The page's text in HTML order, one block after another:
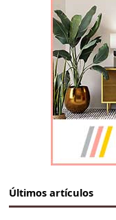
Últimos artículos